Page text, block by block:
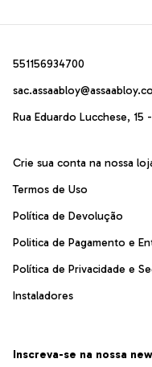
551156934700
Rua Eduardo Lucchese, 15
Crie sua conta na nossa
Termos de Uso
Política de Devolução
Politica de Pagamento e
Política de Privacidade e
Instaladores
Inscreva-se na nossa